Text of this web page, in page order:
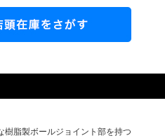
樹脂製ボールジョイント部を持つ